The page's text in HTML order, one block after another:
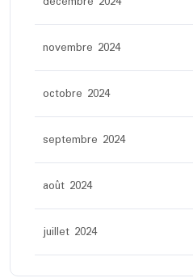
novembre 2024
octobre 2024
septembre 2024
août 2024
juillet 2024